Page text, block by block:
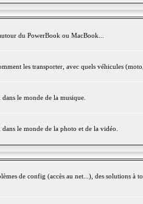
du PowerBook ou MacBook...
les transporter, avec quels véhicules
le monde de la musique.
le monde de la photo et de la vidéo.
de config (accès au net...), des solutions